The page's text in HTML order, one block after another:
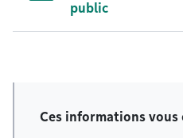
public
Ces informations